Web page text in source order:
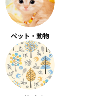
ペット・動物